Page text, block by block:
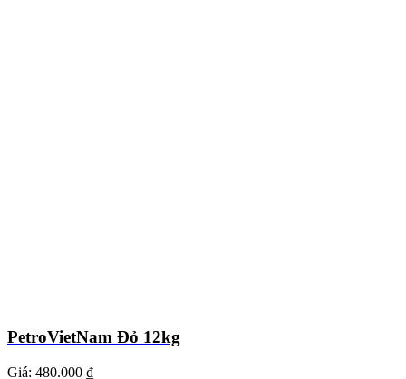
PetroVietNam Đỏ 12kg
Giá: 480.000 ₫